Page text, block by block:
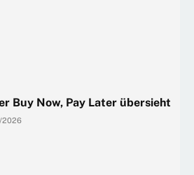
Buy Now, Pay Later übersieht
2026